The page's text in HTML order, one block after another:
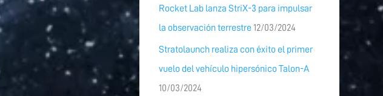
Rocket Lab lanza StriX-3 para impulsar
la observación terrestre 12/03/2024
Stratolaunch realiza con éxito el primer
vuelo del vehículo hipersónico Talon-A
10/03/2024